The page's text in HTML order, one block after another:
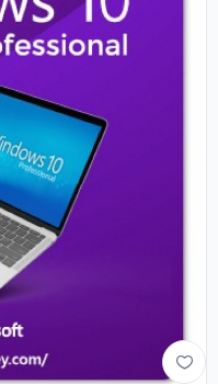
+966560492549
info@crezykey.com